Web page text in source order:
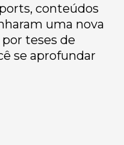
conteúdos
uma nova
por teses de
se aprofundar